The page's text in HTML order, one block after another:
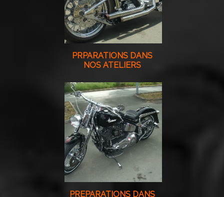
PRPARATIONS DANS
NOS ATELIERS
PREPARATIONS DANS